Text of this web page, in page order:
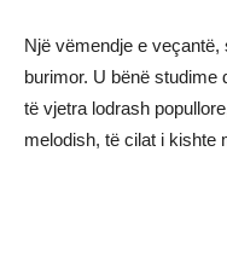
Një vëmendje e veçantë,
burimor. U bënë studime
të vjetra lodrash
melodish, të cilat i kishte